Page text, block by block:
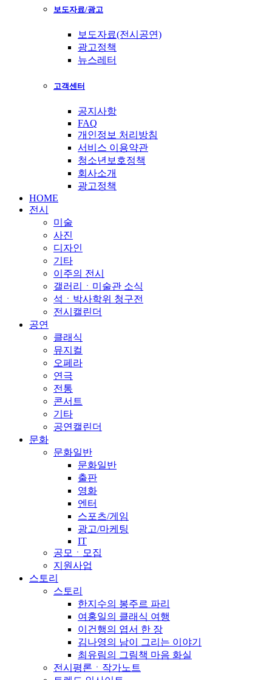
보도자료/광고
보도자료(전시공연)
광고정책
뉴스레터
고객센터
공지사항
FAQ
개인정보 처리방침
서비스 이용약관
청소년보호정책
회사소개
광고정책
HOME
전시
미술
사진
디자인
기타
이주의 전시
갤러리ㆍ미술관 소식
석ㆍ박사학위 청구전
전시캘린더
공연
클래식
뮤지컬
오페라
연극
전통
콘서트
기타
공연캘린더
문화
문화일반
문화일반
출판
영화
엔터
스포츠/게임
광고/마케팅
IT
공모ㆍ모집
지원사업
스토리
스토리
한지수의 봉주르 파리
여홍일의 클래식 여행
이건행의 엽서 한 장
김나영의 남이 그리는 이야기
최유림의 그림책 마음 화실
전시평론ㆍ작가노트